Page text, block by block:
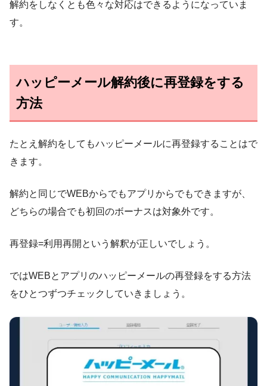
解約をしなくとも色々な対応はできるようになっていま
す。
ハッピーメール解約後に再登録をする
方法
たとえ解約をしてもハッピーメールに再登録することはで
きます。
解約と同じでWEBからでもアプリからでもできますが、
どちらの場合でも初回のボーナスは対象外です。
再登録=利用再開という解釈が正しいでしょう。
ではWEBとアプリのハッピーメールの再登録をする方法
をひとつずつチェックしていきましょう。